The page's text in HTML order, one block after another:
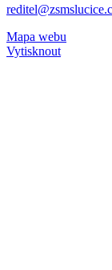
Mapa webu
Vytisknout